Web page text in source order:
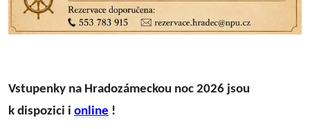
Vstupenky na Hradozámeckou noc 2026 jsou
k dispozici i online !